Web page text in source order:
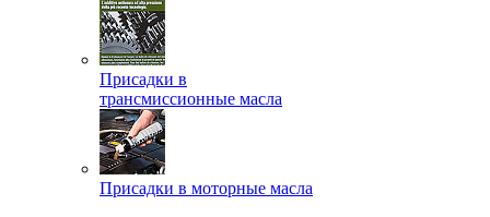
Присадки в
трансмиссионные масла
Присадки в моторные масла